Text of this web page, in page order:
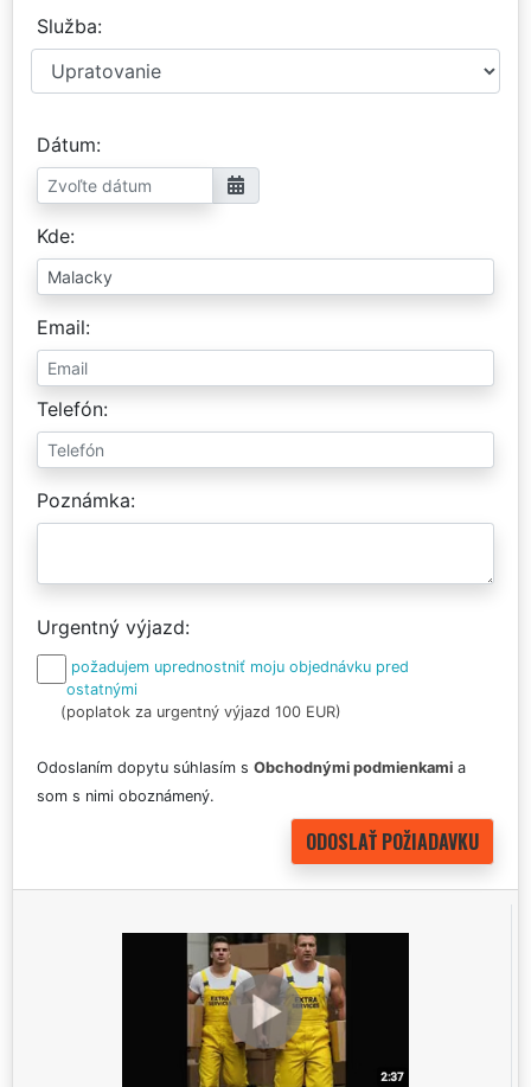
Služba
Dátum
Kde
Email
Telefón
Poznámka
Urgentný výjazd
požadujem uprednostniť moju objednávku pred
ostatnými
(poplatok za urgentný výjazd 100 EUR)
Odoslaním dopytu súhlasím s Obchodnými podmienkami a
som s nimi oboznámený.